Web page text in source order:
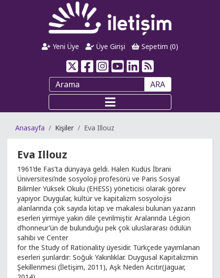
Yeni Üye Üye Girişi Sepetim (0)
ARA
Anasayfa Kişiler Eva Illouz
Eva Illouz
1961’de Fas’ta dünyaya geldi. Halen Kudüs İbrani
Üniversitesi’nde sosyoloji profesörü ve Paris Sosyal
Bilimler Yüksek Okulu (EHESS) yöneticisi olarak görev
yapıyor. Duygular, kültür ve kapitalizm sosyolojisi
alanlarında çok sayıda kitap ve makalesi bulunan yazarın
eserleri yirmiye yakın dile çevrilmiştir. Aralarında Légion
d’honneur’ün de bulunduğu pek çok uluslararası ödülün
sahibi ve Center
for the Study of Rationality üyesidir. Türkçede yayımlanan
eserleri şunlardır: Soğuk Yakınlıklar. Duygusal Kapitalizmin
Şekillenmesi (İletişim, 2011), Aşk Neden Acıtır(Jaguar,